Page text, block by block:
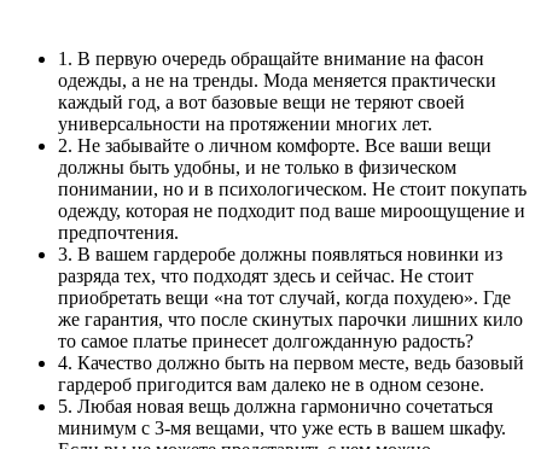
1. В первую очередь обращайте внимание на фасон
одежды, а не на тренды. Мода меняется практически
каждый год, а вот базовые вещи не теряют своей
универсальности на протяжении многих лет.
2. Не забывайте о личном комфорте. Все ваши вещи
должны быть удобны, и не только в физическом
понимании, но и в психологическом. Не стоит покупать
одежду, которая не подходит под ваше мироощущение и
предпочтения.
3. В вашем гардеробе должны появляться новинки из
разряда тех, что подходят здесь и сейчас. Не стоит
приобретать вещи «на тот случай, когда похудею». Где
же гарантия, что после скинутых парочки лишних кило
то самое платье принесет долгожданную радость?
4. Качество должно быть на первом месте, ведь базовый
гардероб пригодится вам далеко не в одном сезоне.
5. Любая новая вещь должна гармонично сочетаться
минимум с 3-мя вещами, что уже есть в вашем шкафу.